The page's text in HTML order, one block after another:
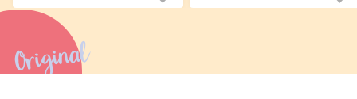
Original